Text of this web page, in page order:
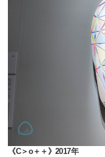
《C＞o＋＋》2017年